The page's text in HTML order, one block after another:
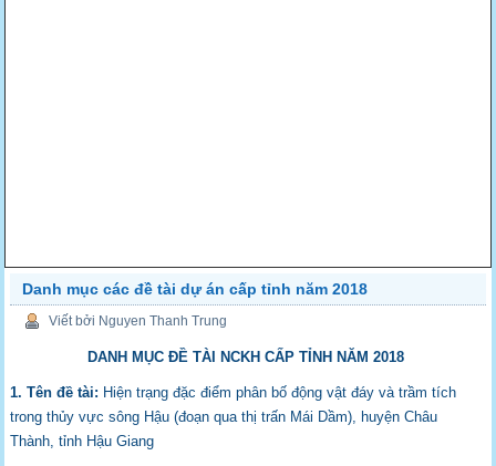
Danh mục các đề tài dự án cấp tỉnh năm 2018
Viết bởi Nguyen Thanh Trung
DANH MỤC ĐỀ TÀI NCKH CẤP TỈNH NĂM 2018
1. Tên đề tài: Hiện trạng đặc điểm phân bố động vật đáy và trầm tích
trong thủy vực sông Hậu (đoạn qua thị trấn Mái Dầm), huyện Châu
Thành, tỉnh Hậu Giang